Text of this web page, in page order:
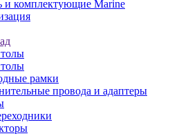
и комплектующие Marine
рамки
провода и адаптеры